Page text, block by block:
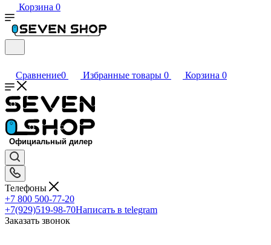
Корзина 0
Сравнение0 Избранные товары 0 Корзина 0
Телефоны
+7 800 500-77-20
+7(929)519-98-70Написать в telegram
Заказать звонок